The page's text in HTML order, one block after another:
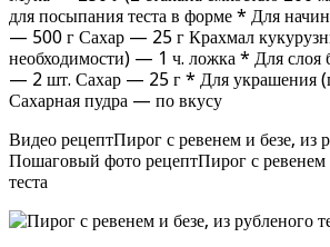
для посыпания теста в форме * Для
— 500 г Сахар — 25 г Крахмал
необходимости) — 1 ч. ложка * Для слоя
— 2 шт. Сахар — 25 г * Для украшения
Сахарная пудра — по вкусу
Видео рецептПирог с ревенем и безе, из
Пошаговый фото рецептПирог с ревенем
теста